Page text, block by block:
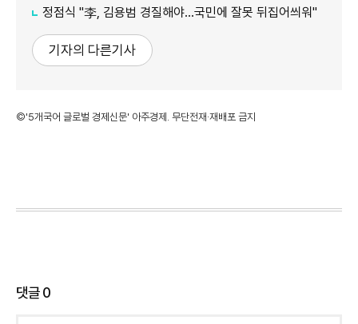
정점식 "李, 김용범 경질해야...국민에 잘못 뒤집어씌워"
기자의 다른기사
©'5개국어 글로벌 경제신문' 아주경제. 무단전재·재배포 금지
댓글0